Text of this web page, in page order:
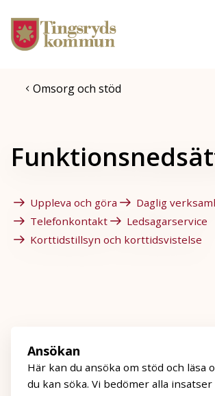
Gå till innehåll
Gå till huvudmeny
Omsorg och stöd
Uppleva och göra
Daglig
Telefonkontakt
Ledsagarservice
Korttidstillsyn och korttidsvistelse
Ansökan
Här kan du ansöka om stöd och läsa
du kan söka. Vi bedömer alla